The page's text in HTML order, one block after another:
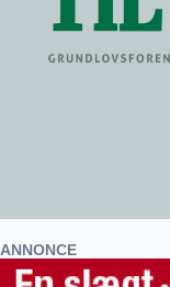
ANNONCE